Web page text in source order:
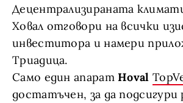
Децентрализираната
Ховал отговори на всички
инвеститора и намери
Триадица.
Само един апаратHoval
достатъчен, за да подсигури